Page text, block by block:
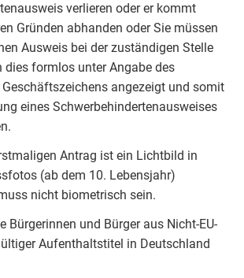
verlieren oder er kommt
Gründen abhanden oder Sie müssen
Ausweis bei der zuständigen Stelle
dies formlos unter Angabe des
angezeigt und somit
eines Schwerbehindertenausweises
Antrag ist ein Lichtbild in
(ab dem 10. Lebensjahr)
nicht biometrisch sein.
Bürgerinnen und Bürger aus Nicht-EU-
Aufenthaltstitel in Deutschland